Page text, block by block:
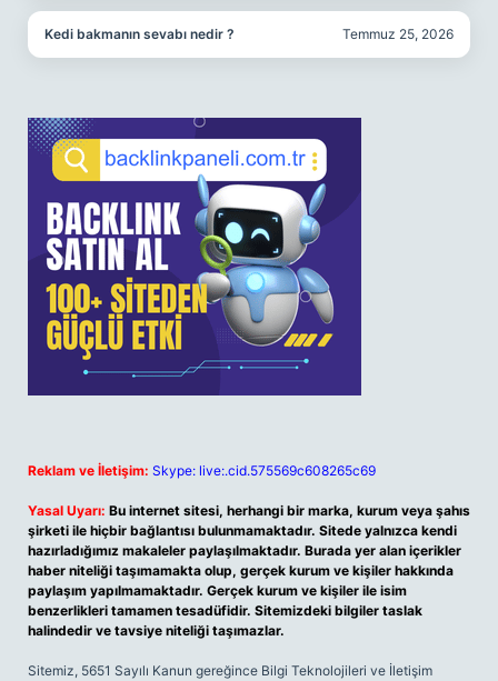
Kedi bakmanın sevabı nedir ? Temmuz 25, 2026
Reklam ve İletişim: Skype: live:.cid.575569c608265c69
Yasal Uyarı: Bu internet sitesi, herhangi bir marka, kurum veya şahıs
şirketi ile hiçbir bağlantısı bulunmamaktadır. Sitede yalnızca kendi
hazırladığımız makaleler paylaşılmaktadır. Burada yer alan içerikler
haber niteliği taşımamakta olup, gerçek kurum ve kişiler hakkında
paylaşım yapılmamaktadır. Gerçek kurum ve kişiler ile isim
benzerlikleri tamamen tesadüfidir. Sitemizdeki bilgiler taslak
halindedir ve tavsiye niteliği taşımazlar.
Sitemiz, 5651 Sayılı Kanun gereğince Bilgi Teknolojileri ve İletişim